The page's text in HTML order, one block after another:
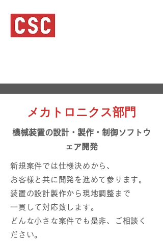
メカトロニクス部門
機械装置の設計・製作・制御ソフトウ
ェア開発
新規案件では仕様決めから、
お客様と共に開発を進めて参ります。
装置の設計製作から現地調整まで
一貫して対応致します。
どんな小さな案件でも是非、ご相談く
ださい。